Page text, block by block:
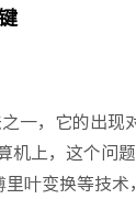
一，它的出
上，这个问
叶变换等技